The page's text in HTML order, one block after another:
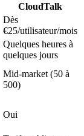
CloudTalk
Dès
€25/utilisateur/mois
Quelques heures à
quelques jours
Mid-market (50 à
500)
Oui